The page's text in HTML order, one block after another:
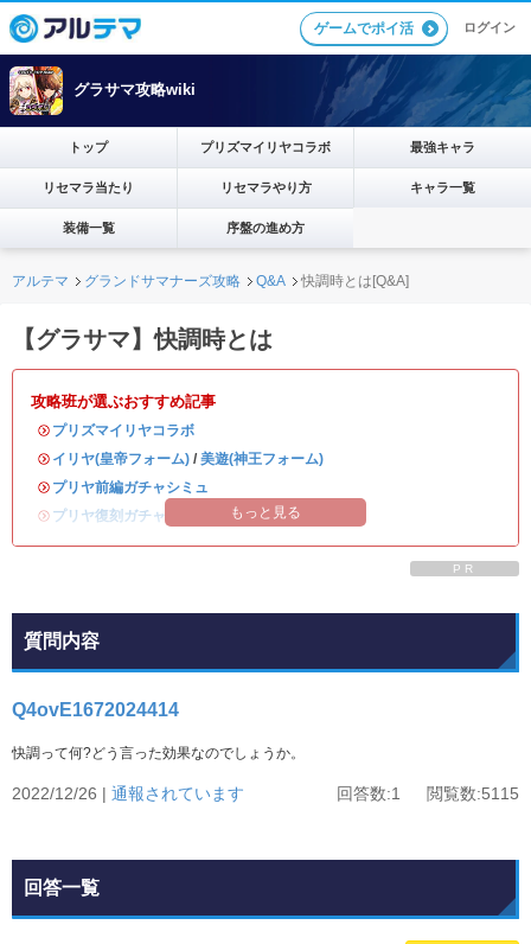
ゲームでポイ活 ログイン
グラサマ攻略wiki
トップ プリズマイリヤコラボ 最強キャラ
リセマラ当たり リセマラやり方 キャラ一覧
装備一覧 序盤の進め方
アルテマ グランドサマナーズ攻略 Q&A 快調時とは[Q&A]
【グラサマ】快調時とは
攻略班が選ぶおすすめ記事
・ プリズマイリヤコラボ
・ イリヤ(皇帝フォーム) / 美遊(神王フォーム)
・ プリヤ前編ガチャシミュ
・ プリヤ復刻ガチャシミュ もっと見る
PR
質問内容
Q4ovE1672024414
快調って何?どう言った効果なのでしょうか。
2022/12/26 | 通報されています 回答数:1 閲覧数:5115
回答一覧